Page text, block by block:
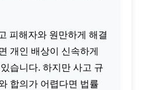
피해자와 원만하게 해결
개인 배상이 신속하게
습니다. 하지만 사고 규
합의가 어렵다면 법률